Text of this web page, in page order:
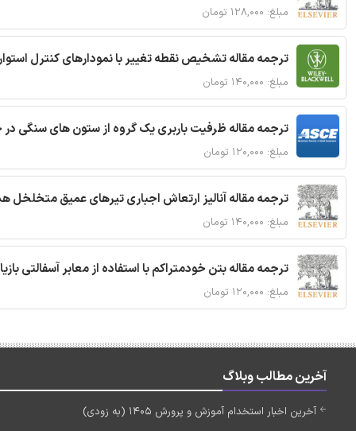
مبلغ: ۱۲۸,۰۰۰ تومان
ترجمه مقاله تشخیص نقطه تغییر با نمودارهای کنترل
مبلغ: ۱۴۰,۰۰۰ تومان
ترجمه مقاله ظرفیت باربری یک گروه از ستون های سنگی
مبلغ: ۱۲۰,۰۰۰ تومان
ترجمه مقاله آنالیز ارتعاش اجباری تیرهای عمیق متخلخل
مبلغ: ۱۴۰,۰۰۰ تومان
ترجمه مقاله بتن خودمتراکم با استفاده از معابر آسفالتی
مبلغ: ۱۲۰,۰۰۰ تومان
آخرین مطالب وبلاگ
آخرین اخبار استخدام آموزش و پرورش 1405 (به زودی)